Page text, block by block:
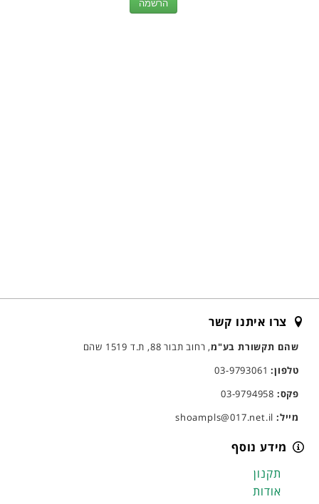
צרו איתנו קשר
שהם תקשורת בע"מ, רחוב תבור 88, ת.ד 1519 שהם
טלפון:03-9793061
פקס:
מייל:
מידע נוסף
תקנון
אודות